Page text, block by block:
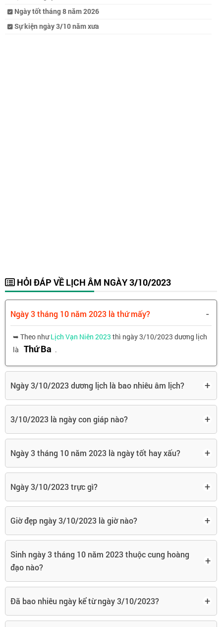
Ngày tốt tháng 8 năm 2026
Sự kiện ngày 3/10 năm xưa
HỎI ĐÁP VỀ LỊCH ÂM NGÀY 3/10/2023
Ngày 3 tháng 10 năm 2023 là thứ mấy? -
➥ Theo nhưLịch Vạn Niên 2023 thì ngày 3/10/2023 dương lịch
là Thứ Ba .
Ngày 3/10/2023 dương lịch là bao nhiêu âm lịch? +
3/10/2023 là ngày con giáp nào? +
Ngày 3 tháng 10 năm 2023 là ngày tốt hay xấu? +
Ngày 3/10/2023 trực gì? +
Giờ đẹp ngày 3/10/2023 là giờ nào? +
Sinh ngày 3 tháng 10 năm 2023 thuộc cung hoàng
đạo nào?
+
Đã bao nhiêu ngày kể từ ngày 3/10/2023? +